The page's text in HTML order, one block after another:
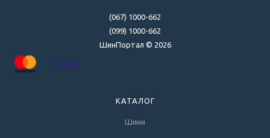
(067) 1000-662
(099) 1000-662
ШинПортал © 2026
КАТАЛОГ
Шини